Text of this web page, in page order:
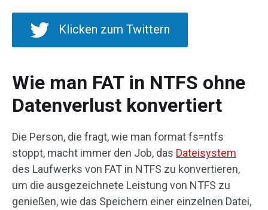
Klicken zum Twittern
Wie man FAT in NTFS ohne
Datenverlust konvertiert
Die Person, die fragt, wie man format fs=ntfs
stoppt, macht immer den Job, das Dateisystem
des Laufwerks von FAT in NTFS zu konvertieren,
um die ausgezeichnete Leistung von NTFS zu
genießen, wie das Speichern einer einzelnen Datei,